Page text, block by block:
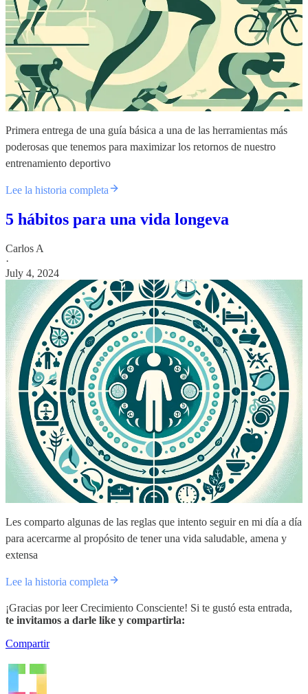
Primera entrega de una guía básica a una de las herramientas más
poderosas que tenemos para maximizar los retornos de nuestro
entrenamiento deportivo
Lee la historia completa
5 hábitos para una vida longeva
Carlos A
·
July 4, 2024
Les comparto algunas de las reglas que intento seguir en mi día a día
para acercarme al propósito de tener una vida saludable, amena y
extensa
Lee la historia completa
¡Gracias por leer Crecimiento Consciente! Si te gustó esta entrada,
te invitamos a darle like y compartirla:
Compartir